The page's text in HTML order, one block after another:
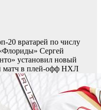
20 вратарей по числу
Сергей
установил новый
матч в плей-офф НХЛ